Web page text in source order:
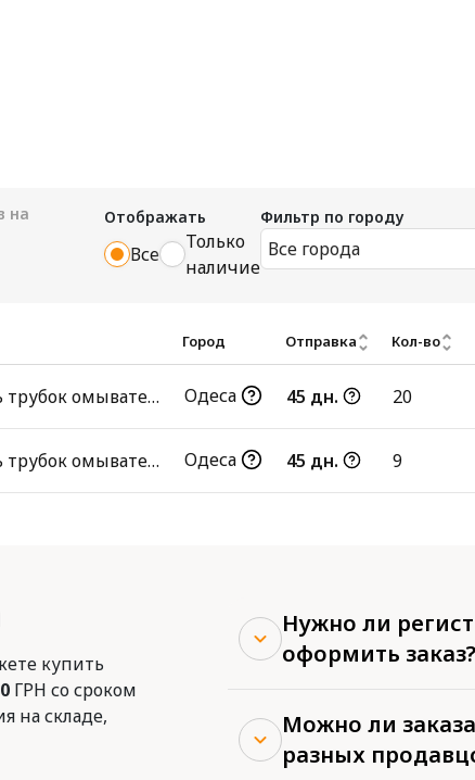
на
Отображать
Все
Только
наличие
Фильтр по городу
Все города
Город Отправка Кол-во
Соединитель трубок омывателя лобового стекла Одеса 45 дн. 20
Соединитель трубок омывателя лобового стекла Одеса 45 дн. 9
купить
ГРН со сроком
на складе,
Нужно ли
оформить заказ?
Можно ли
разных